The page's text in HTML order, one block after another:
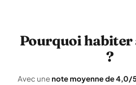
Pourquoi habiter
?
Avec une note moyenne de 4,0/